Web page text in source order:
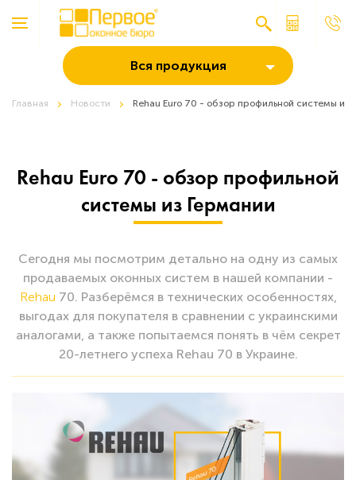
Вся продукция
Главная Новости Rehau Euro 70 - обзор профильной системы из
Rehau Euro 70 - обзор профильной
системы из Германии
Сегодня мы посмотрим детально на одну из самых
продаваемых оконных систем в нашей компании -
Rehau 70. Разберёмся в технических особенностях,
выгодах для покупателя в сравнении с украинскими
аналогами, а также попытаемся понять в чём секрет
20-летнего успеха Rehau 70 в Украине.